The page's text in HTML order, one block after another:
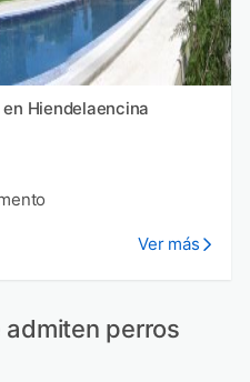
Hiendelaencina
Ver más
perros